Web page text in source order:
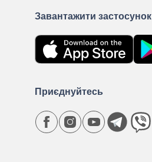
Завантажити застосунок
Приєднуйтесь